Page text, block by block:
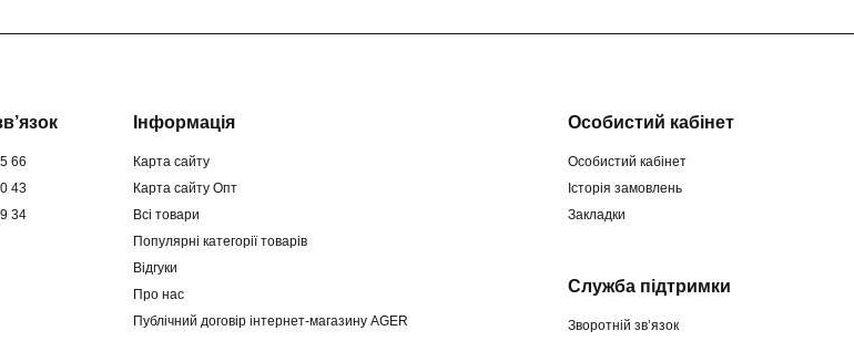
66
43
34
Інформація
Карта сайту
Карта сайту Опт
Всі товари
Популярні категорії товарів
Відгуки
Про нас
Публічний договір інтернет-магазину AGER
Особистий кабінет
Особистий кабінет
Історія замовлень
Закладки
Служба підтримки
Зворотній зв’язок